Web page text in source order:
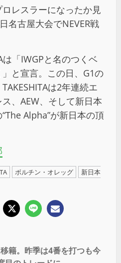
ロレスラーになったか見
名古屋大会でNEVER戦
は「IWGPと名のつくベ
と宣言。この日、G1の
は2年連続エ
、AEW、そして新日本
Alpha”が新日本の頂
ボルチン・オレッグ
新日本
籍。昨季は4番を打つも今